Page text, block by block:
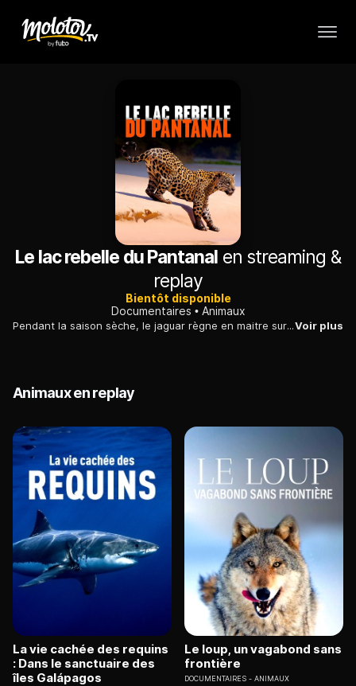
Le lac rebelle du Pantanal en streaming &
replay
Bientôt disponible
Documentaires
Animaux
Pendant la saison sèche, le jaguar règne en maitre sur Rebel Lake, une oasis qui se trouve dans le Pantanal, la plus grande savane inondée du monde.Voir plus
Animaux en replay
La vie cachée des requins
: Dans le sanctuaire des
îles Galápagos
Le loup, un vagabond sans
frontière
DOCUMENTAIRES ANIMAUX